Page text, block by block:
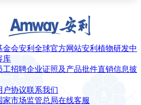
金会安利全球官方网站安利植物研发中
库
工招聘企业证照及产品批件直销信息披
户协议联系我们
家市场监管总局在线客服